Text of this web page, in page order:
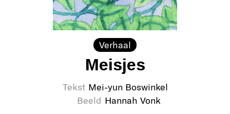
Verhaal
Meisjes
Tekst Mei-yun Boswinkel
Beeld Hannah Vonk